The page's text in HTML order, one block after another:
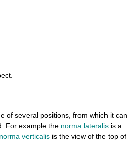
of several positions, from which it can
For example the norma lateralis is a
norma verticalis is the view of the top of